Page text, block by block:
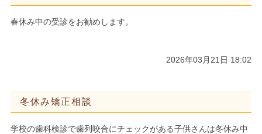
春休み中の受診をお勧めします。
2026年03月21日 18:02
冬休み矯正相談
学校の歯科検診で歯列咬合にチェックがある子供さんは冬休み中